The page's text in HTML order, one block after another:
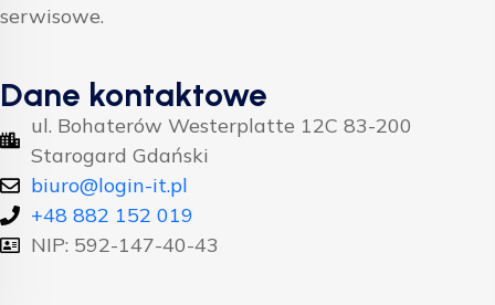
serwisowe.
Dane kontaktowe
ul. Bohaterów Westerplatte 12C 83-200
Starogard Gdański
biuro@login-it.pl
+48 882 152 019
NIP: 592-147-40-43